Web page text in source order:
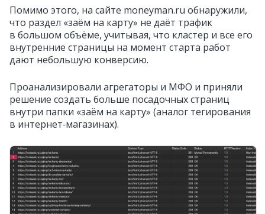
Помимо этого, на сайте moneyman.ru обнаружили,
что раздел «заём на карту» не даёт трафик
в большом объёме, учитывая, что кластер и все его
внутренние страницы на момент старта работ
дают небольшую конверсию.
Проанализировали агрегаторы и МФО и приняли
решение создать больше посадочных страниц
внутри папки «заём на карту» (аналог тегирования
в интернет‑магазинах).